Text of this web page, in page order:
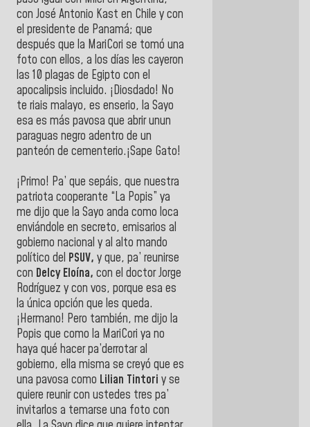
con José Antonio Kast en Chile y con
el presidente de Panamá; que
después que la MariCori se tomó una
foto con ellos, a los días les cayeron
las 10 plagas de Egipto con el
apocalipsis incluido. ¡Diosdado! No
te riais malayo, es enserio, la Sayo
esa es más pavosa que abrir unun
paraguas negro adentro de un
panteón de cementerio.¡Sape Gato!
¡Primo! Pa’ que sepáis, que nuestra
patriota cooperante “La Popis” ya
me dijo que la Sayo anda como loca
enviándole en secreto, emisarios al
gobierno nacional y al alto mando
político del PSUV, y que, pa’ reunirse
con Delcy Eloína, con el doctor Jorge
Rodríguez y con vos, porque esa es
la única opción que les queda.
¡Hermano! Pero también, me dijo la
Popis que como la MariCori ya no
haya qué hacer pa’derrotar al
gobierno, ella misma se creyó que es
una pavosa como Lilian Tintori y se
quiere reunir con ustedes tres pa’
invitarlos a temarse una foto con